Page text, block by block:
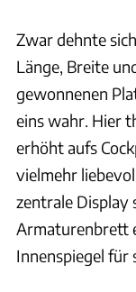
Zwar dehnte
Länge, Breite
gewonnenen
eins wahr. Hier
erhöht aufs
vielmehr
zentrale Display
Armaturenbrett
Innenspiegel für